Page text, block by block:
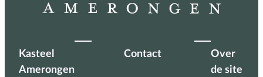
Kasteel
Amerongen
Contact
Over
de site